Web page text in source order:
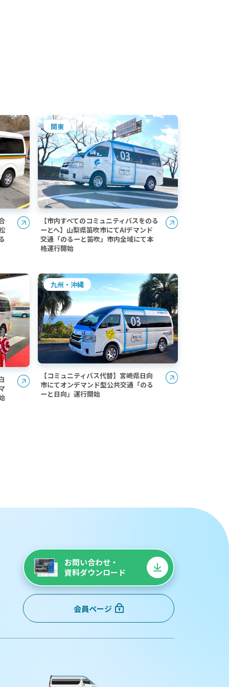
関東
【市内すべてのコミュニティバスをのる
ーとへ】山梨県笛吹市にてAIデマンド
交通「のるーと笛吹」市内全域にて本
格運行開始
九州・沖縄
【コミュニティバス代替】宮崎県日向
市にてオンデマンド型公共交通「のる
ーと日向」運行開始
お問い合わせ・
資料ダウンロード
会員ページ